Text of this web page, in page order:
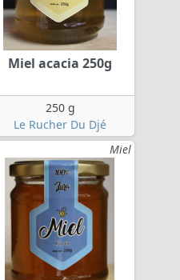
Miel acacia 250g
250 g
Le Rucher Du Djé
Miel